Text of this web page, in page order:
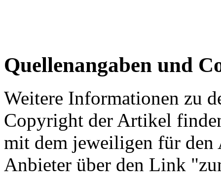
Quellenangaben und
Weitere Informationen zu
Copyright der Artikel
mit dem jeweiligen für
Anbieter über den Link